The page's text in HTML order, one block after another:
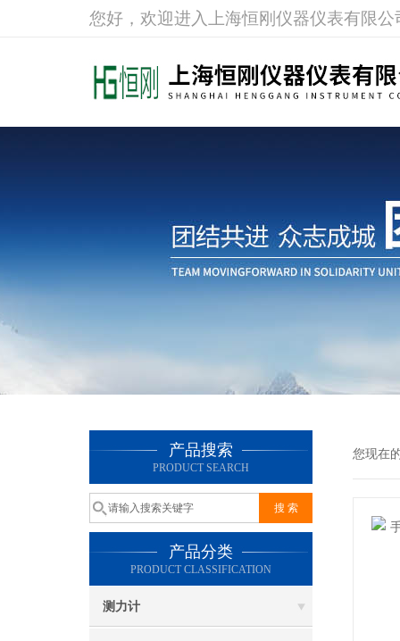
您好，欢迎进入上海恒刚仪器仪表有限公
产品搜索
PRODUCT SEARCH
产品分类
PRODUCT CLASSIFICATION
测力计
您现在